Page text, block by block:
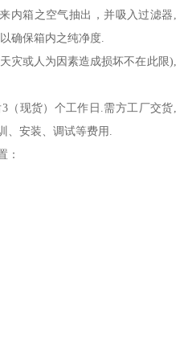
内箱之空气抽出，并吸入过滤器,
确保箱内之纯净度.
灾或人为因素造成损坏不在此限),
（现货）个工作日.需方工厂交货,
、安装、调试等费用.
：